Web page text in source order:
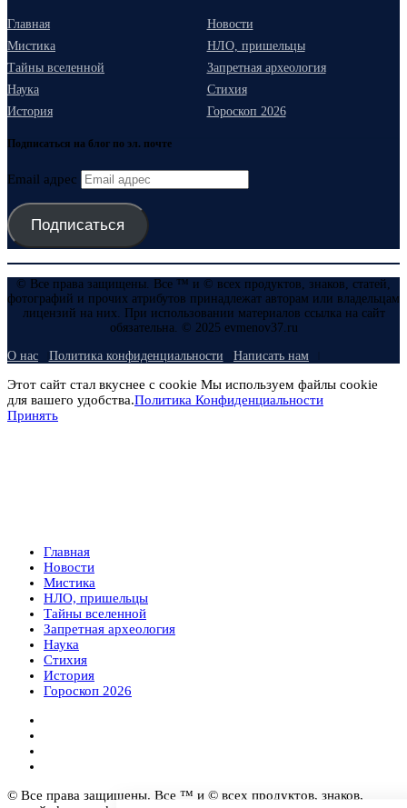
Главная
Новости
Мистика
НЛО, пришельцы
Тайны вселенной
Запретная археология
Наука
Стихия
История
Гороскоп 2026
Подписаться на блог по эл. почте
Email адрес
Подписаться
© Все права защищены. Все ™ и © всех продуктов, знаков, статей,
фотографий и прочих атрибутов принадлежат авторам или владельцам
лицензий на них. При использовании материалов ссылка на сайт
обязательна. © 2025 evmenov37.ru
О нас Политика конфиденциальности Написать нам
Этот сайт стал вкуснее с cookie Мы используем файлы cookie
для вашего удобства.Политика Конфиденциальности
Принять
Главная
Новости
Мистика
НЛО, пришельцы
Тайны вселенной
Запретная археология
Наука
Стихия
История
Гороскоп 2026
© Все права защищены. Все ™ и © всех продуктов, знаков,